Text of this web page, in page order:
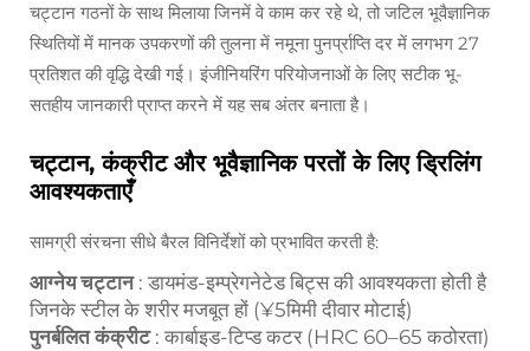
चट्टान गठनों के साथ मिलाया जिनमें वे काम कर रहे थे, तो जटिल भूवैज्ञानिक
स्थितियों में मानक उपकरणों की तुलना में नमूना पुनर्प्राप्ति दर में लगभग 27
प्रतिशत की वृद्धि देखी गई। इंजीनियरिंग परियोजनाओं के लिए सटीक भू-
सतहीय जानकारी प्राप्त करने में यह सब अंतर बनाता है।
चट्टान, कंक्रीट और भूवैज्ञानिक परतों के लिए ड्रिलिंग
आवश्यकताएँ
सामग्री संरचना सीधे बैरल विनिर्देशों को प्रभावित करती है:
आग्नेय चट्टान : डायमंड-इम्प्रेगनेटेड बिट्स की आवश्यकता होती है
जिनके स्टील के शरीर मजबूत हों (¥5मिमी दीवार मोटाई)
पुनर्बलित कंक्रीट : कार्बाइड-टिप्ड कटर (HRC 60–65 कठोरता)